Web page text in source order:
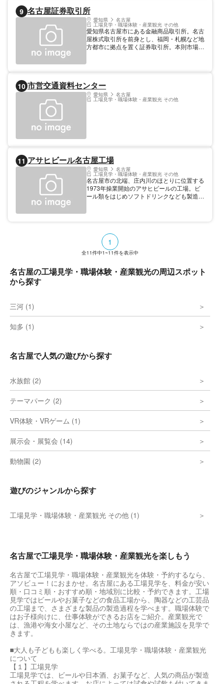
ートといった多彩なイベントも開催してい
る。
9 名古屋証券取引所
愛知県 名古屋
工場見学・職場体験・産業観光 その他
愛知県名古屋市にある金融商品取引所。名古
屋株式取引所を前身とし、福岡・札幌など地
方都市に拠点を置く証券取引所。本則市場に
数」を公表している。
10 市営交通資料センター
愛知県 名古屋
工場見学・職場体験・産業観光 その他
11 アサヒビール名古屋工場
愛知県 名古屋
工場見学・職場体験・産業観光 その他
名古屋市の北端、庄内川のほとりに位置する
1973年操業開始のアサヒビールの工場。ビ
ール類をはじめソフトドリンクなども製造し
1
全11件中1~11件を表示中
名古屋の工場見学・職場体験・産業観光の周辺スポット
から探す
三河 (1)
知多 (1)
名古屋で人気の遊びから探す
水族館 (2)
テーマパーク (2)
VR体験・VRゲーム (1)
展示会・展覧会 (14)
動物園 (2)
遊びのジャンルから探す
工場見学・職場体験・産業観光 その他 (1)
名古屋で工場見学・職場体験・産業観光を楽しもう
名古屋で工場見学・職場体験・産業観光を体験・予約するなら、
アソビュー！におまかせ。名古屋にある工場見学を、料金が安い
順・口コミ順・おすすめ順・地域別に比較・予約できます。工場
見学ではビールやお菓子などの食品工場から、陶器などの工芸品
の工場まで、さまざまな製品の製造過程を学べます。職場体験で
はお子様向けに、仕事体験ができるお店をご紹介。産業観光で
は、漁港や海女小屋など、その土地ならではの産業施設を見学で
きます。
■大人も子どもも楽しく学べる。工場見学・職場体験・産業観光
について
【１】工場見学
工場見学では、ビールや日本酒、お菓子など、人気の商品が製造